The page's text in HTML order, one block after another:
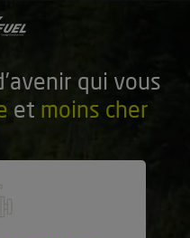
qui vous
et moins cher